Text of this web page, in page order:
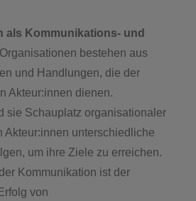
als Kommunikations- und
Organisationen bestehen aus
und Handlungen, die der
Akteur:innen dienen.
sie Schauplatz organisationaler
Akteur:innen unterschiedliche
um ihre Ziele zu erreichen.
Kommunikation ist der
von